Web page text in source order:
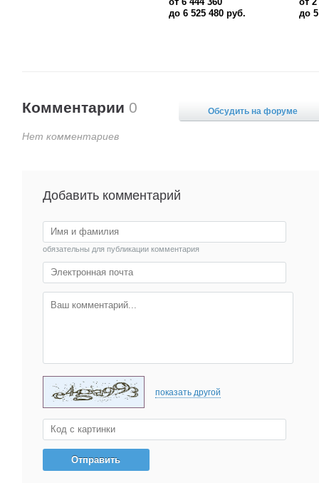
до 5 019 080руб.
Обсудить на форуме
Комментарии 0
Нет комментариев
Добавить комментарий
обязательны для публикации комментария
показать другой